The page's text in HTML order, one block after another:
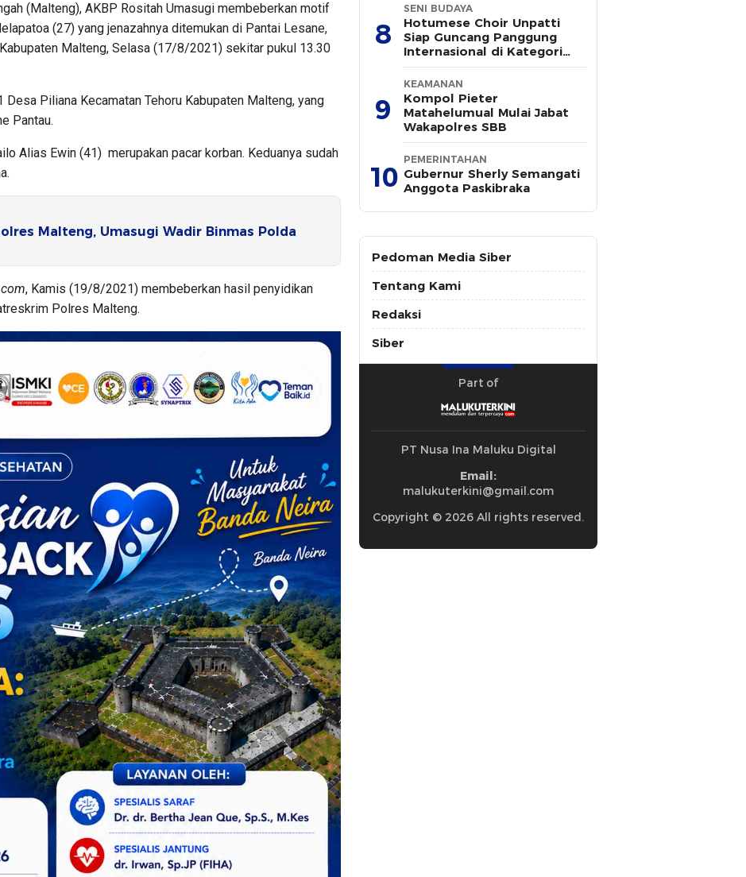
(Malteng), AKBP Rositah Umasugi membeberkan motif
(27) yang jenazahnya ditemukan di Pantai Lesane,
Malteng, Selasa (17/8/2021) sekitar pukul 13.30
Desa Piliana Kecamatan Tehoru Kabupaten Malteng, yang
Pantau.
Alias Ewin (41) merupakan pacar korban. Keduanya sudah
Malteng, Umasugi Wadir Binmas Polda
, Kamis (19/8/2021) membeberkan hasil penyidikan
Polres Malteng.
8
SENI BUDAYA
Hotumese Choir Unpatti
Siap Guncang Panggung
Internasional di Kategori
Gospel & Pop
9
KEAMANAN
Kompol Pieter
Matahelumual Mulai Jabat
Wakapolres SBB
10
PEMERINTAHAN
Gubernur Sherly Semangati
Anggota Paskibraka
Pedoman Media Siber
Tentang Kami
Redaksi
Siber
Part of
PT Nusa Ina Maluku Digital
Email:
malukuterkini@gmail.com
Copyright © 2026 All rights reserved.